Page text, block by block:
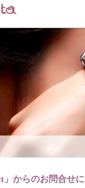
」からのお問合せ